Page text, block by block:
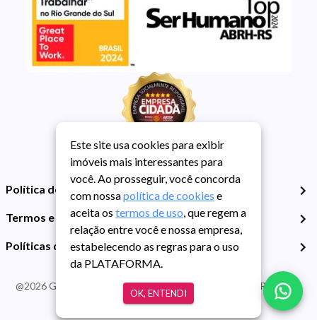
Política de Privacidade
Termos e Condições de Uso
Políticas de Cookies
@2026Guarida Imóvel. Todos os direitos reservados. CRECI RS -
413J | CNPJ Guarida: 89.398.606/0001-30
Este site usa cookies para exibir
imóveis mais interessantes para
você. Ao prosseguir, você concorda
com nossapolítica de cookies e
aceita os termos de uso, que regem a
relação entre você e nossa empresa,
estabelecendo as regras para o uso
da PLATAFORMA.
OK, ENTENDI